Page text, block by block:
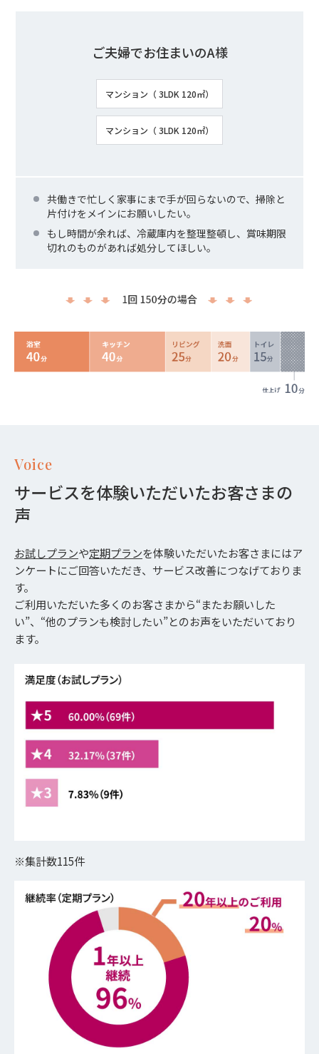
ご夫婦でお住まいのA様
マンション（ 3LDK 120㎡）
マンション（ 3LDK 120㎡）
共働きで忙しく家事にまで手が回らないので、掃除と
片付けをメインにお願いしたい。
もし時間が余れば、冷蔵庫内を整理整頓し、賞味期限
切れのものがあれば処分してほしい。
Voice
サービスを体験いただいたお客さまの
声
お試しプランや定期プランを体験いただいたお客さまにはア
ンケートにご回答いただき、サービス改善につなげておりま
す。
ご利用いただいた多くのお客さまから“またお願いした
い”、“他のプランも検討したい”とのお声をいただいており
ます。
※集計数115件